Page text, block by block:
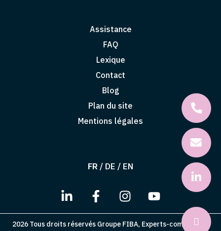
Assistance
FAQ
Lexique
Contact
Blog
Plan du site
Mentions légales
FR / DE / EN
2026 Tous droits réservés Groupe FIBA, Experts-comptables,